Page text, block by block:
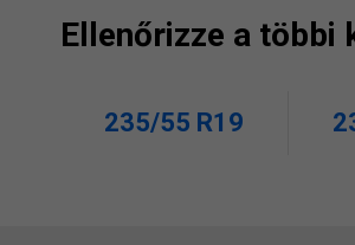
Ellenőrizze a többi
235/55 R19